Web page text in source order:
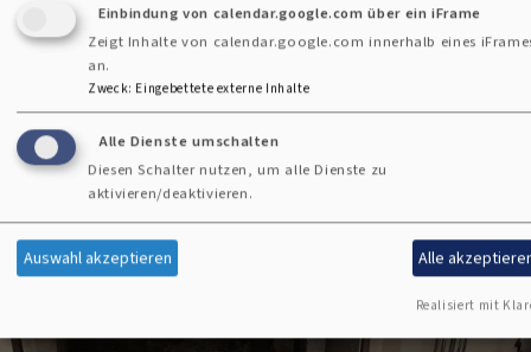
In allen meinen Gliedern
Ich trage das Licht in die Welt hinaus
Christine Bandilla / Helga Clajus-Belzner
Einbindung von calendar.google.com über ein iFrame
Zeigt Inhalte von calendar.google.com innerhalb eines
an.
Zweck: Eingebettete externe Inhalte
Alle Dienste umschalten
Diesen Schalter nutzen, um alle Dienste zu
aktivieren/deaktivieren.
Auswahl akzeptieren Alle
Realisiert mit